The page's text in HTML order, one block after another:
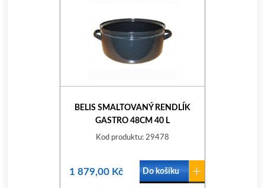
BELIS SMALTOVANÝ RENDLÍK
GASTRO 48CM 40 L
Kod produktu: 29478
1 879,00 Kč Do košíku